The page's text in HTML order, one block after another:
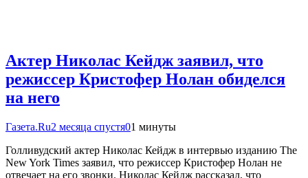
Актер Николас Кейдж заявил, что
режиссер Кристофер Нолан обиделся
на него
Газета.Ru2 месяца спустя01 минуты
Голливудский актер Николас Кейдж в интервью изданию The
New York Times заявил, что режиссер Кристофер Нолан не
отвечает на его звонки. Николас Кейдж рассказал, что